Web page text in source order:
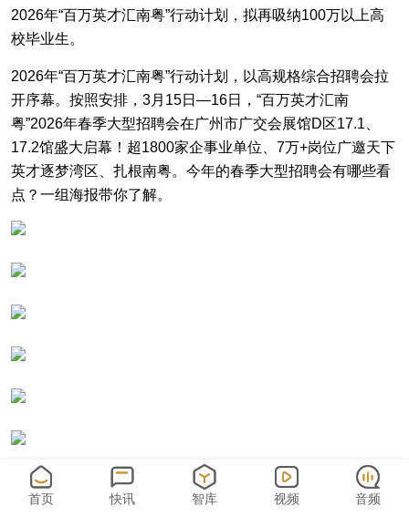
2026年“百万英才汇南粤”行动计划，拟再吸纳100万以上高
校毕业生。
2026年“百万英才汇南粤”行动计划，以高规格综合招聘会拉
开序幕。按照安排，3月15日—16日，“百万英才汇南
粤”2026年春季大型招聘会在广州市广交会展馆D区17.1、
17.2馆盛大启幕！超1800家企事业单位、7万+岗位广邀天下
英才逐梦湾区、扎根南粤。今年的春季大型招聘会有哪些看
点？一组海报带你了解。
首页 快讯 智库 视频 音频